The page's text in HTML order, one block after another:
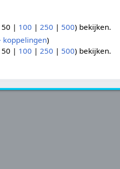
50 | 100 | 250 | 500) bekijken.
)
50 | 100 |250 | 500) bekijken.